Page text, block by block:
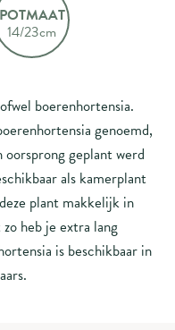
POTMAAT
14/23cm
boerenhortensia.
genoemd,
geplant werd
als kamerplant
plant makkelijk in
heb je extra lang
is beschikbaar in